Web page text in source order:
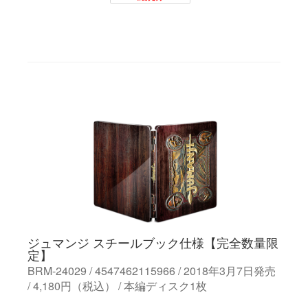
Joshin
ジュマンジ スチールブック仕様【完全数量限
定】
BRM-24029 / 4547462115966 / 2018年3月7日発売
/ 4,180円（税込） / 本編ディスク1枚